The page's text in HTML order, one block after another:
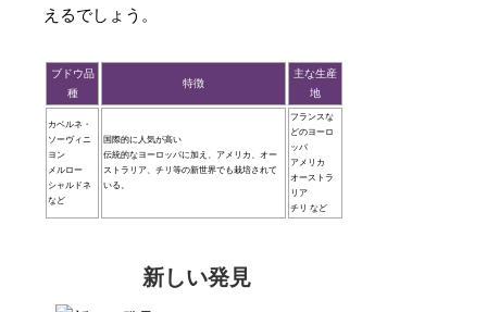
えるでしょう。
ブドウ品
種
特徴
主な生産
地
カベルネ・
ソーヴィニ
ヨン
メルロー
シャルドネ
など
国際的に人気が高い
伝統的なヨーロッパに加え、アメリカ、オー
ストラリア、チリ等の新世界でも栽培されて
いる。
フランスな
どのヨーロ
ッパ
アメリカ
オーストラ
リア
チリ など
新しい発見